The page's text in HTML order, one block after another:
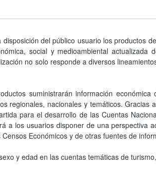
del público usuario los productos
social y medioambiental actualizada
no solo responde a diversos
suministrarán información económica
regionales, nacionales y temáticos. Gracias
para el desarrollo de las Cuentas
a los usuarios disponer de una perspectiva
Económicos y de otras fuentes de
y edad en las cuentas temáticas de